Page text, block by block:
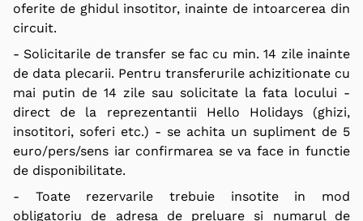
oferite de ghidul insotitor, inainte de intoarcerea din
circuit.
- Solicitarile de transfer se fac cu min. 14 zile inainte
de data plecarii. Pentru transferurile achizitionate cu
mai putin de 14 zile sau solicitate la fata locului -
direct de la reprezentantii Hello Holidays (ghizi,
insotitori, soferi etc.) - se achita un supliment de 5
euro/pers/sens iar confirmarea se va face in functie
de disponibilitate.
- Toate rezervarile trebuie insotite in mod
obligatoriu de adresa de preluare si numarul de